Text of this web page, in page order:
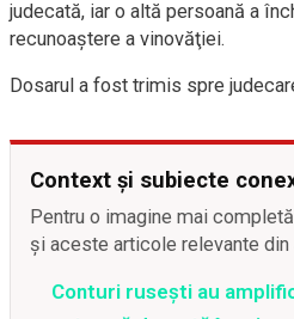
judecată, iar o altă persoană a
recunoaştere a vinovăţiei.
Dosarul a fost trimis spre
Context și subiecte
Pentru o imagine mai
și aceste articole relevante
Conturi rusești au